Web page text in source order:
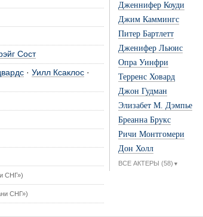
Сост
· Уилл Ксаклос ·
СНГ»)
СНГ»)
Дженнифер Коуди
Джим Каммингс
Питер Бартлетт
Дженифер Льюис
Опра Уинфри
Терренс Ховард
Джон Гудман
Элизабет М. Дэмпье
Бреанна Брукс
Ричи Монтгомери
Дон Холл
ВСЕ АКТЕРЫ (58) ▼